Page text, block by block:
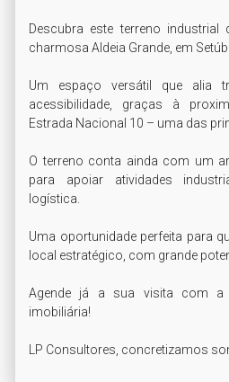
Descubra este terreno industrial
charmosa Aldeia Grande, em
Um espaço versátil que alia
acessibilidade, graças à
Estrada Nacional 10 – uma das
O terreno conta ainda com um
para apoiar atividades
logística.
Uma oportunidade perfeita para
local estratégico, com grande
Agende já a sua visita com a
imobiliária!
LP Consultores, concretizamos